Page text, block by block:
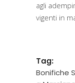
agli
vigenti in
Tag:
Bonifiche